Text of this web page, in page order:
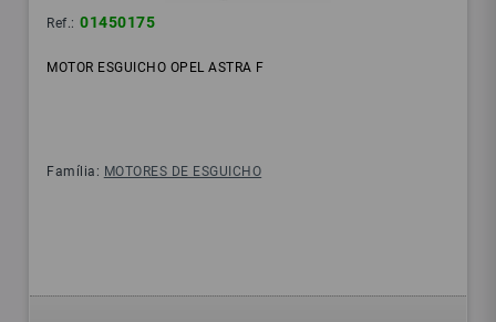
Ref.: 01450175
MOTOR ESGUICHO OPEL ASTRA F
Família: MOTORES DE ESGUICHO